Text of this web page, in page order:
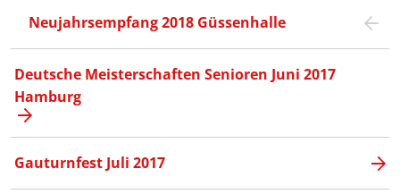
Neujahrsempfang 2018 Güssenhalle
Deutsche Meisterschaften Senioren Juni 2017
Hamburg
Gauturnfest Juli 2017